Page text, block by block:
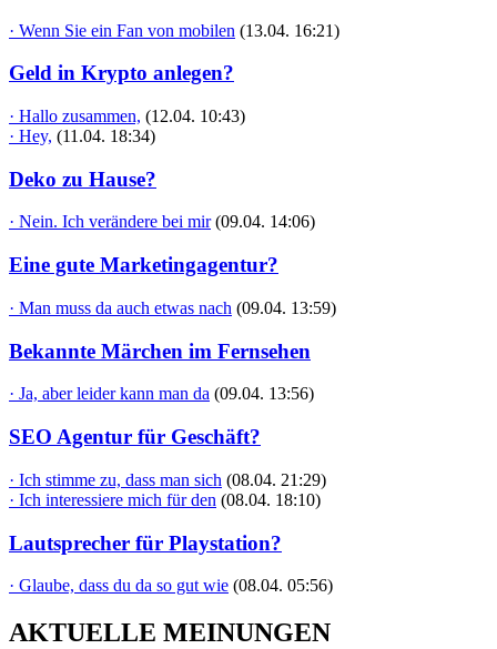
· Wenn Sie ein Fan von mobilen (13.04. 16:21)
Geld in Krypto anlegen?
· Hallo zusammen, (12.04. 10:43)
· Hey, (11.04. 18:34)
Deko zu Hause?
· Nein. Ich verändere bei mir (09.04. 14:06)
Eine gute Marketingagentur?
· Man muss da auch etwas nach (09.04. 13:59)
Bekannte Märchen im Fernsehen
· Ja, aber leider kann man da (09.04. 13:56)
SEO Agentur für Geschäft?
· Ich stimme zu, dass man sich (08.04. 21:29)
· Ich interessiere mich für den (08.04. 18:10)
Lautsprecher für Playstation?
· Glaube, dass du da so gut wie (08.04. 05:56)
AKTUELLE MEINUNGEN